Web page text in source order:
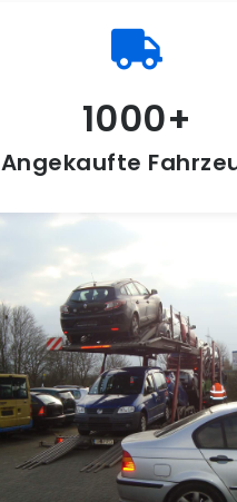
1000
Angekaufte